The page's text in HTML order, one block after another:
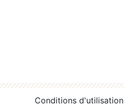
Conditions d'utilisation